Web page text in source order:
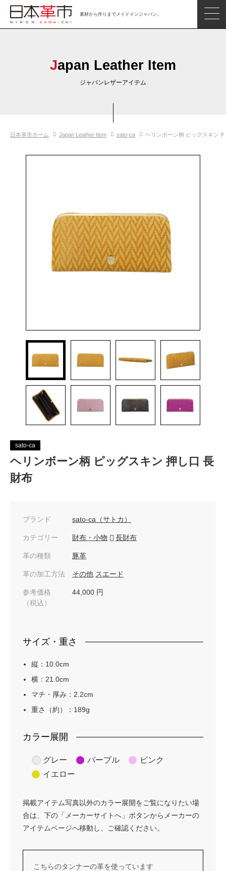
素材から作りまでメイドインジャパン。
革市通信
日本の革の良さを知ろう
Japan Leather Item
ジャパンレザーアイテム
日本革市ホーム Japan Leather Item sato-ca ヘリンボーン柄 ピッグスキン
sato-ca
ヘリンボーン柄 ピッグスキン 押し口 長
財布
ブランド sato-ca（サトカ）
カテゴリー 財布・小物 長財布
革の種類 豚革
革の加工方法 その他 スエード
参考価格
（税込）
44,000 円
サイズ・重さ
縦：10.0cm
横：21.0cm
マチ・厚み：2.2cm
重さ（約）：189g
カラー展開
グレー パープル
ピンク
イエロー
掲載アイテム写真以外のカラー展開をご覧になりたい場
合は、下の「メーカーサイトへ」ボタンからメーカーの
アイテムページへ移動し、ご確認ください。
こちらのタンナーの革を使っています